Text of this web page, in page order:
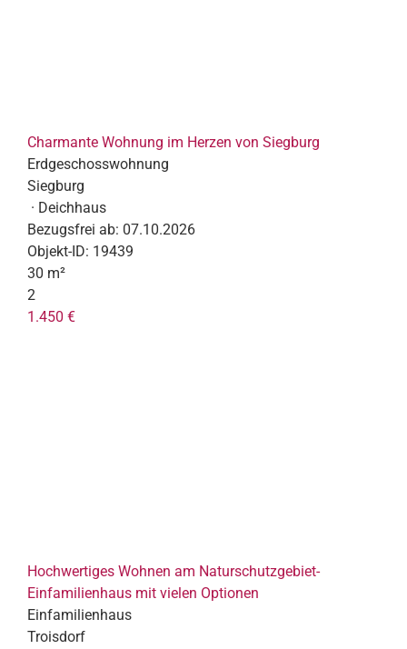
Charmante Wohnung im Herzen von Siegburg
Erdgeschosswohnung
Siegburg
· Deichhaus
Bezugsfrei ab: 07.10.2026
Objekt-ID: 19439
30 m²
2
1.450 €
Hochwertiges Wohnen am Naturschutzgebiet-
Einfamilienhaus mit vielen Optionen
Einfamilienhaus
Troisdorf